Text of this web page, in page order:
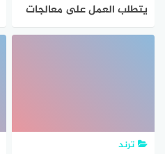
يتطلب العمل على معالجات
النصوص الحية الاتصال
ترند